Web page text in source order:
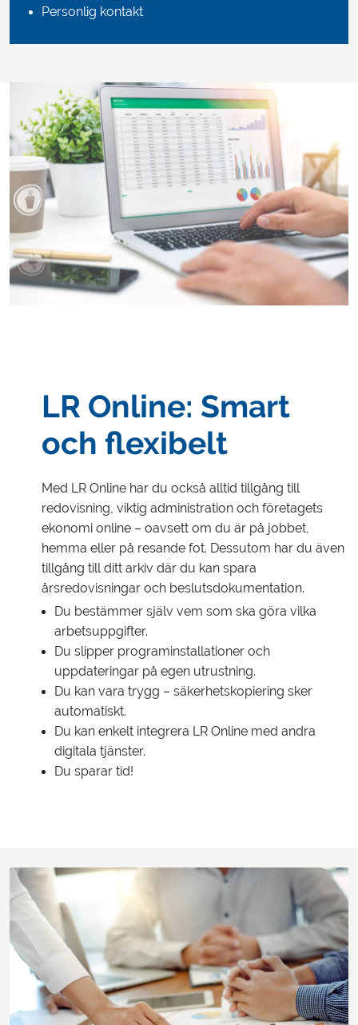
Personlig kontakt
LR Online: Smart
och flexibelt
Med LR Online har du också alltid tillgång till
redovisning, viktig administration och företagets
ekonomi online – oavsett om du är på jobbet,
hemma eller på resande fot. Dessutom har du även
tillgång till ditt arkiv där du kan spara
årsredovisningar och beslutsdokumentation.
Du bestämmer själv vem som ska göra vilka
arbetsuppgifter.
Du slipper programinstallationer och
uppdateringar på egen utrustning.
Du kan vara trygg – säkerhetskopiering sker
automatiskt.
Du kan enkelt integrera LR Online med andra
digitala tjänster.
Du sparar tid!